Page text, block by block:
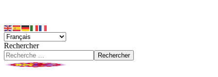
Rechercher
Rechercher